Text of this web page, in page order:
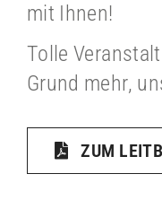
mit Ihnen!
Tolle
Grund mehr,
ZUM